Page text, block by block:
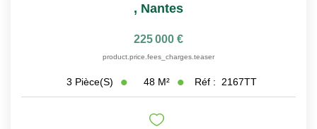
, Nantes
225 000 €
product.price.fees_charges.teaser
3 Pièce(s) 48 M² Réf : 2167TT